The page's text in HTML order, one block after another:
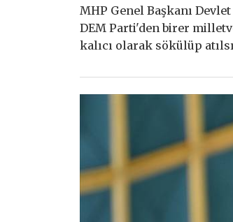
MHP Genel Başkanı
DEM Parti'den birer
kalıcı olarak sökülüp